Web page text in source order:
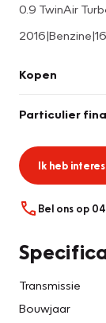
0.9 TwinAir
2016|Benzine|
Kopen
Particulier
Ik heb
Bel ons op
Transmissie
Bouwjaar